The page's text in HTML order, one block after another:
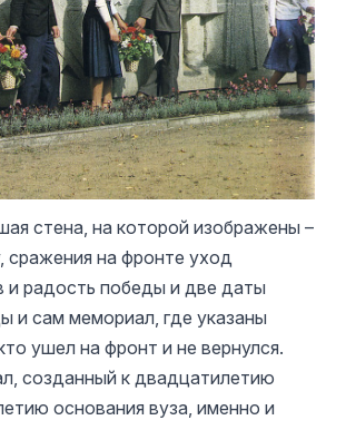
стена, на которой изображены –
сражения на фронте уход
и радость победы и две даты
и сам мемориал, где указаны
ушел на фронт и не вернулся.
созданный к двадцатилетию
основания вуза, именно и